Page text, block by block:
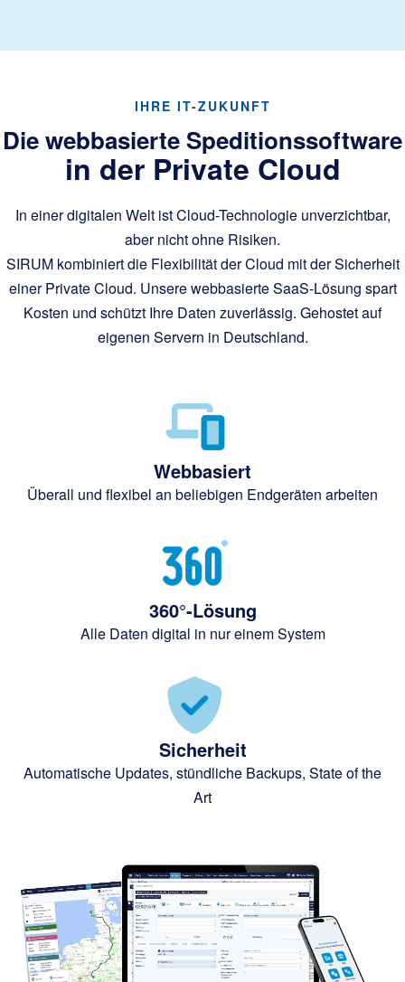
IHRE IT-ZUKUNFT
Die webbasierte Speditionssoftware
in der Private Cloud
In einer digitalen Welt ist Cloud-Technologie unverzichtbar,
aber nicht ohne Risiken.
SIRUM kombiniert die Flexibilität der Cloud mit der Sicherheit
einer Private Cloud. Unsere webbasierte SaaS-Lösung spart
Kosten und schützt Ihre Daten zuverlässig. Gehostet auf
eigenen Servern in Deutschland.
Webbasiert
Überall und flexibel an beliebigen Endgeräten arbeiten
360°-Lösung
Alle Daten digital in nur einem System
Sicherheit
Automatische Updates, stündliche Backups, State of the
Art